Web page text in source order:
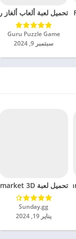
تحميل لعبة ألعاب ألغاز
Guru Puzzle Game‏
سبتمبر 9, 2024
تحميل لعبة Hypermarket 3D مهكرة للاندرويد 2024
Sunday.gg‏
يناير 19, 2024